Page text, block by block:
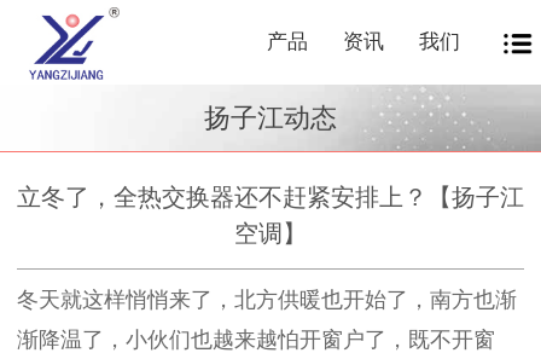
产品 资讯 我们
扬子江动态
立冬了，全热交换器还不赶紧安排上？【扬子江
空调】
冬天就这样悄悄来了，北方供暖也开始了，南方也渐
渐降温了，小伙们也越来越怕开窗户了，既不开窗